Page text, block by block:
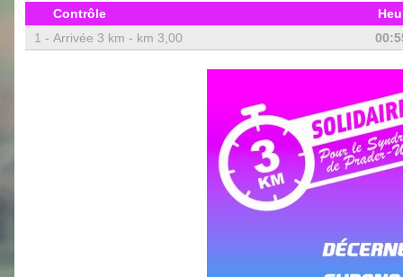
Contrôle
1 - Arrivée 3 km - km 3,00